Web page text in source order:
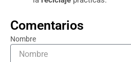
Comentarios
Nombre